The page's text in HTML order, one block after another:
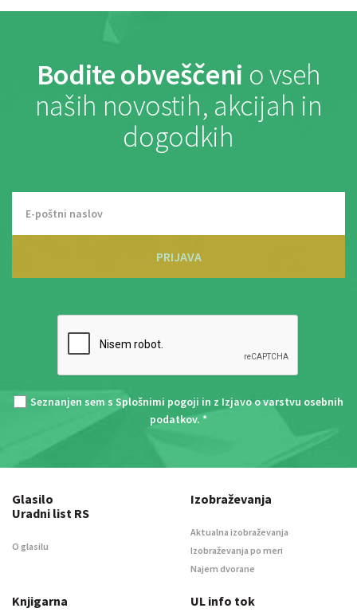
Bodite obveščeni o vseh
naših novostih, akcijah in
dogodkih
PRIJAVA
Seznanjen sem s Splošnimi pogoji in z Izjavo o varstvu osebnih
podatkov. *
Glasilo
Uradni list RS
O glasilu
Izobraževanja
Aktualna izobraževanja
Izobraževanja po meri
Najem dvorane
Knjigarna UL info tok